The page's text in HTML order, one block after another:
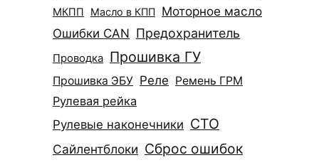
МКПП Масло в КПП
Моторное масло
Ошибки CAN Предохранитель
Проводка Прошивка ГУ
Прошивка ЭБУ Реле Ремень ГРМ
Рулевая рейка
Рулевые наконечники СТО
Сайлентблоки Сброс ошибок